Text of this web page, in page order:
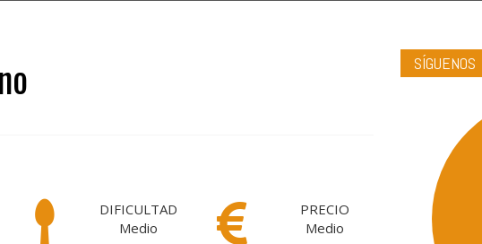
DIFICULTAD
Medio
PRECIO
Medio
SÍGUENOS